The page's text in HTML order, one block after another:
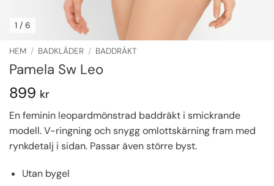
1 / 6
HEM / BADKLÄDER / BADDRÄKT
Pamela Sw Leo
899 kr
En feminin leopardmönstrad baddräkt i smickrande
modell. V-ringning och snygg omlottskärning fram med
rynkdetalj i sidan. Passar även större byst.
Utan bygel